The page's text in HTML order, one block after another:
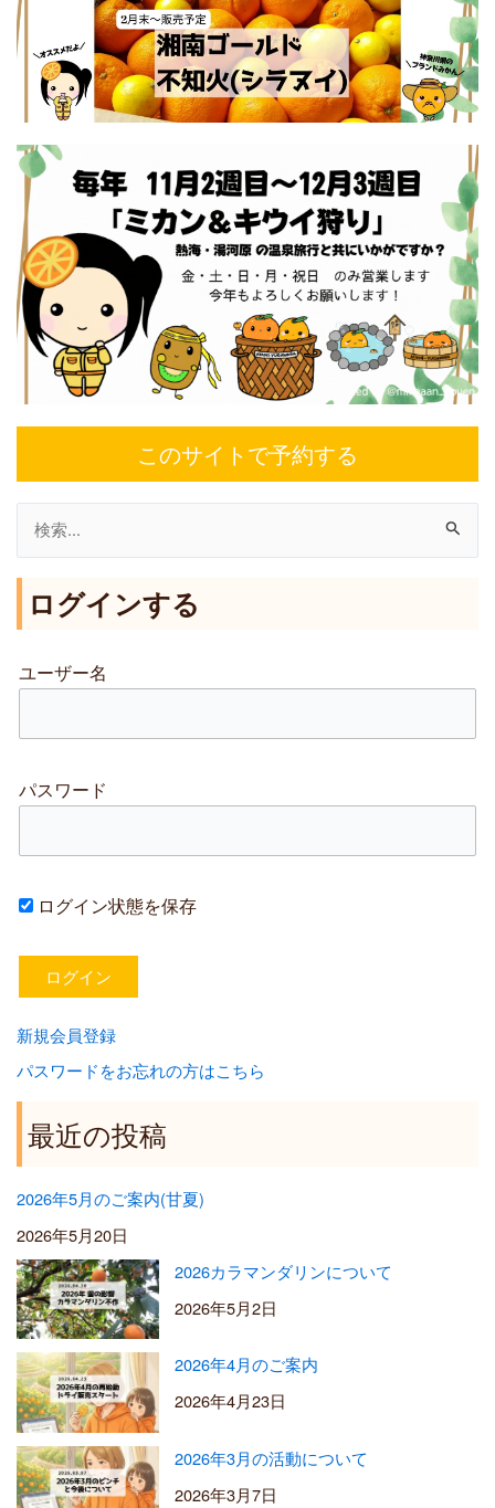
このサイトで予約する
索
象
ログインする
ユーザー名
パスワード
ログイン状態を保存
新規会員登録
パスワードをお忘れの方はこちら
最近の投稿
2026年5月のご案内(甘夏)
2026年5月20日
2026カラマンダリンについて
2026年5月2日
2026年4月のご案内
2026年4月23日
2026年3月の活動について
2026年3月7日